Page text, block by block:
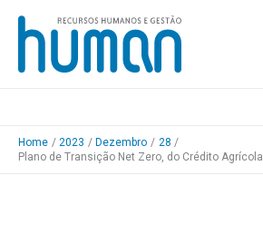
Skip
content
Home 2023 Dezembro
28
Plano de Transição Net Zero, do Crédito Agrícola